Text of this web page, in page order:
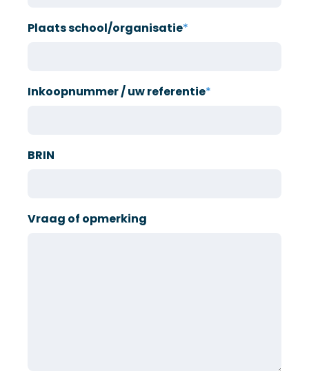
Plaats school/organisatie*
Inkoopnummer / uw referentie*
BRIN
Vraag of opmerking